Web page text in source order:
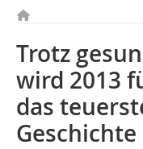
Trotz
wird 2013
das
Geschichte